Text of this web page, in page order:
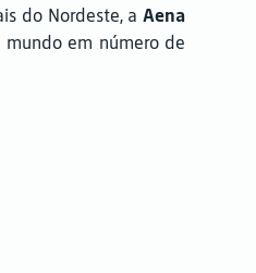
do Nordeste, a Aena
em número de